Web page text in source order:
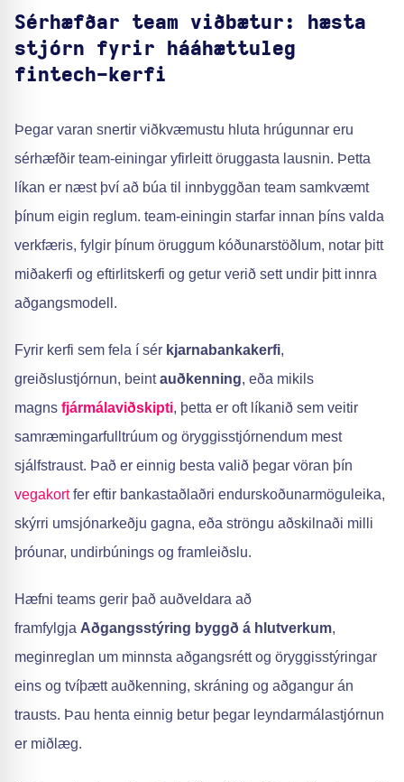
Sérhæfðar team viðbætur: hæsta
stjórn fyrir hááhættuleg
fintech-kerfi
Þegar varan snertir viðkvæmustu hluta hrúgunnar eru
sérhæfðir team-einingar yfirleitt öruggasta lausnin. Þetta
líkan er næst því að búa til innbyggðan team samkvæmt
þínum eigin reglum. team-einingin starfar innan þíns valda
verkfæris, fylgir þínum öruggum kóðunarstöðlum, notar þitt
miðakerfi og eftirlitskerfi og getur verið sett undir þitt innra
aðgangsmodell.
Fyrir kerfi sem fela í sér kjarnabankakerfi,
greiðslustjórnun, beintauðkenning, eða mikils
magns fjármálaviðskipti, þetta er oft líkanið sem veitir
samræmingarfulltrúum og öryggisstjórnendum mest
sjálfstraust. Það er einnig besta valið þegar vöran þín
vegakortfer eftir banka­staðlaðri endurskoðunarmöguleika,
skýrri umsjónarkeðju gagna, eða ströngu aðskilnaði milli
þróunar, undirbúnings og framleiðslu.
Hæfni teams gerir það auðveldara að
framfylgja Aðgangsstýring byggð á hlutverkum,
meginreglan um minnsta aðgangsrétt og öryggisstýringar
eins og tvíþætt auðkenning, skráning og aðgangur án
trausts. Þau henta einnig betur þegar leyndarmálastjórnun
er miðlæg.